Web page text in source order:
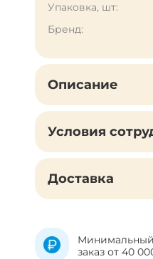
Упаковка, шт:
Бренд:
Описание
Условия
Доставка
Минимальный
заказ от 40